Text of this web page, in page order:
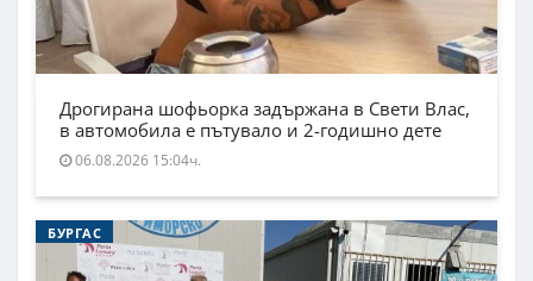
Дрогирана шофьорка задържана в Свети Влас,
в автомобила е пътувало и 2-годишно дете
06.08.2026 15:04ч.
БУРГАС